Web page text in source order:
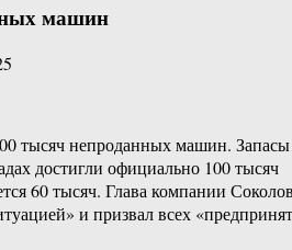
машин
тысяч непроданных машин. Запасы
достигли официально 100 тысяч
60 тысяч. Глава компании
и призвал всех